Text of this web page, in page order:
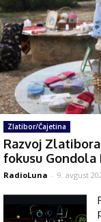
Zlatibor/Čajetina
Razvoj
fokusu
RadioLuna - 9. avgust